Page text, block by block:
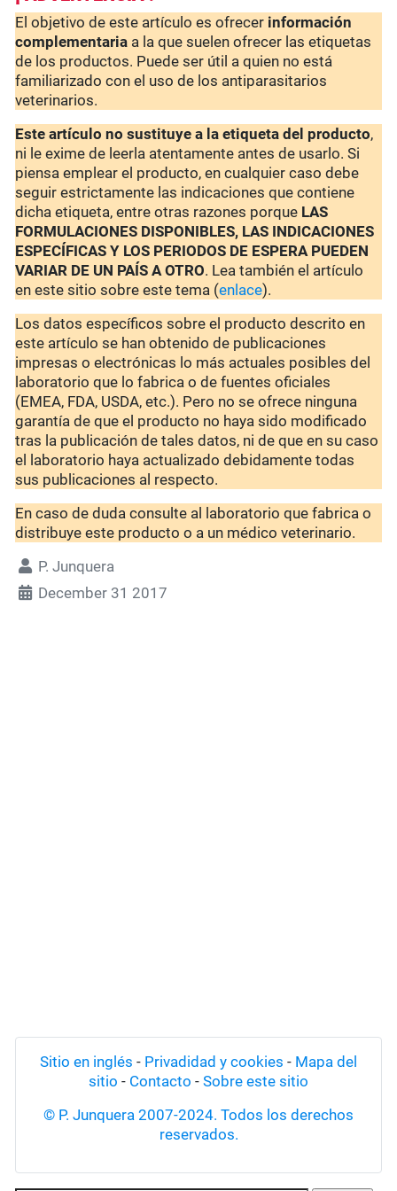
El objetivo de este artículo es ofrecer información
complementaria a la que suelen ofrecer las etiquetas
de los productos. Puede ser útil a quien no está
familiarizado con el uso de los antiparasitarios
veterinarios.
Este artículo no sustituye a la etiqueta del producto,
ni le exime de leerla atentamente antes de usarlo. Si
piensa emplear el producto, en cualquier caso debe
seguir estrictamente las indicaciones que contiene
dicha etiqueta, entre otras razones porque LAS
FORMULACIONES DISPONIBLES, LAS INDICACIONES
ESPECÍFICAS Y LOS PERIODOS DE ESPERA PUEDEN
VARIAR DE UN PAÍS A OTRO. Lea también el artículo
en este sitio sobre este tema (enlace).
Los datos específicos sobre el producto descrito en
este artículo se han obtenido de publicaciones
impresas o electrónicas lo más actuales posibles del
laboratorio que lo fabrica o de fuentes oficiales
(EMEA, FDA, USDA, etc.). Pero no se ofrece ninguna
garantía de que el producto no haya sido modificado
tras la publicación de tales datos, ni de que en su caso
el laboratorio haya actualizado debidamente todas
sus publicaciones al respecto.
En caso de duda consulte al laboratorio que fabrica o
distribuye este producto o a un médico veterinario.
P. Junquera
December 31 2017
Sitio en inglés - Privadidad y cookies - Mapa del
sitio - Contacto - Sobre este sitio
© P. Junquera 2007-2024. Todos los derechos
reservados.